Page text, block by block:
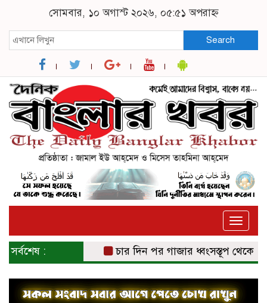
সোমবার, ১০ অগাস্ট ২০২৬, ০৫:৫১ অপরাহ্ন
Search
Toggle
সর্বশেষ : চার দিন পর গাজার ধ্বংসস্তূপ থেকে